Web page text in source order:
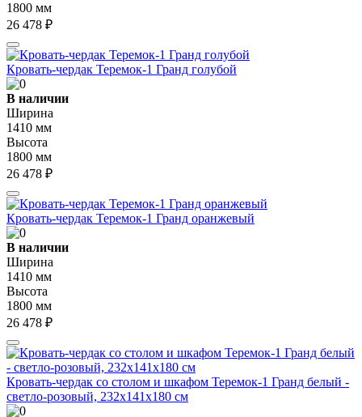
1800 мм
26 478 ₽
Кровать-чердак Теремок-1 Гранд голубой
В наличии
Ширина
1410 мм
Высота
1800 мм
26 478 ₽
Кровать-чердак Теремок-1 Гранд оранжевый
В наличии
Ширина
1410 мм
Высота
1800 мм
26 478 ₽
Кровать-чердак со столом и шкафом Теремок-1 Гранд белый -
светло-розовый, 232х141х180 см